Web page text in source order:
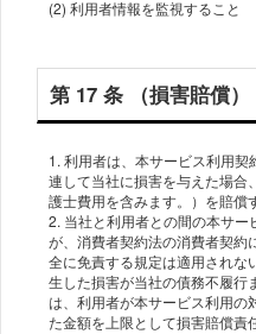
第 17 条 （損害賠償）
1. 利⽤者は、本サービス利⽤
連して当社に損害を与えた場合
護⼠費⽤を含みます。）を賠償
2. 当社と利⽤者との間の本サー
が、消費者契約法の消費者契約
全に免責する規定は適⽤されな
⽣した損害が当社の債務不履⾏
は、利⽤者が本サービス利⽤の
た⾦額を上限として損害賠償責